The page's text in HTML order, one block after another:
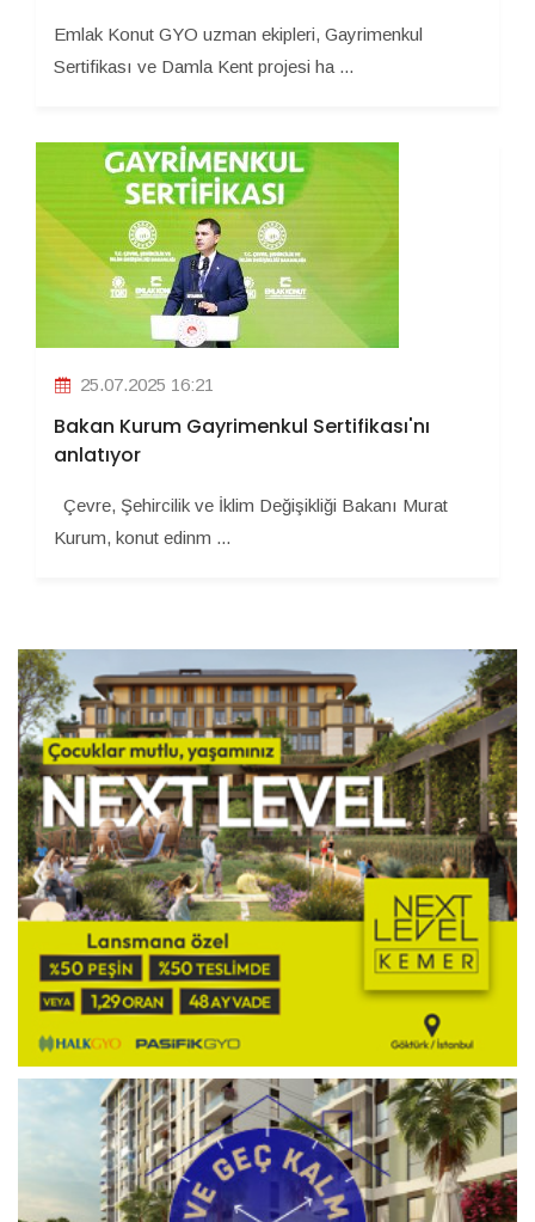
Emlak Konut GYO uzman ekipleri, Gayrimenkul
Sertifikası ve Damla Kent projesi ha ...
25.07.2025 16:21
Bakan Kurum Gayrimenkul Sertifikası'nı
anlatıyor
Çevre, Şehircilik ve İklim Değişikliği Bakanı Murat
Kurum, konut edinm ...